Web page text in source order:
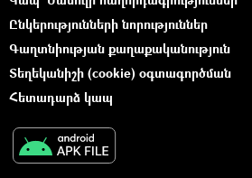
Ընկերությունների նորություններ
Գաղտնիության քաղաքականություն
Տեղեկանիշի (cookie) օգտագործման
Հետադարձ կապ